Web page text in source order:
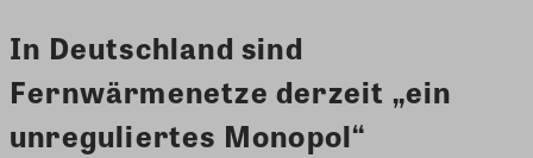
In Deutschland sind
Fernwärmenetze derzeit „ein
unreguliertes Monopol“